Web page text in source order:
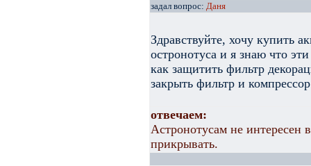
задал вопрос: Даня
Здравствуйте, хочу купить
остронотуса и я знаю что
как защитить фильтр
закрыть фильтр и
отвечаем:
Астронотусам не интересен
прикрывать.